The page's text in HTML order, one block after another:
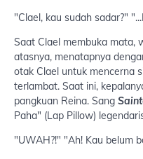
"Clael, kau sudah sadar?"
Saat Clael membuka mata,
atasnya, menatapnya
otak Clael untuk mencerna
terlambat. Saat ini,
pangkuan Reina. Sang
Paha" (Lap Pillow)
"UWAH?!" "Ah! Kau belum